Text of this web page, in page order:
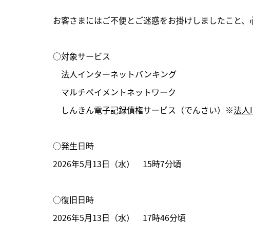
お客さまにはご不便とご迷惑をお掛けしましたこと、
○対象サービス
法人インターネットバンキング
マルチペイメントネットワーク
しんきん電子記録債権サービス（でんさい）※法人
○発生日時
2026年5月13日（水） 15時7分頃
○復旧日時
2026年5月13日（水） 17時46分頃